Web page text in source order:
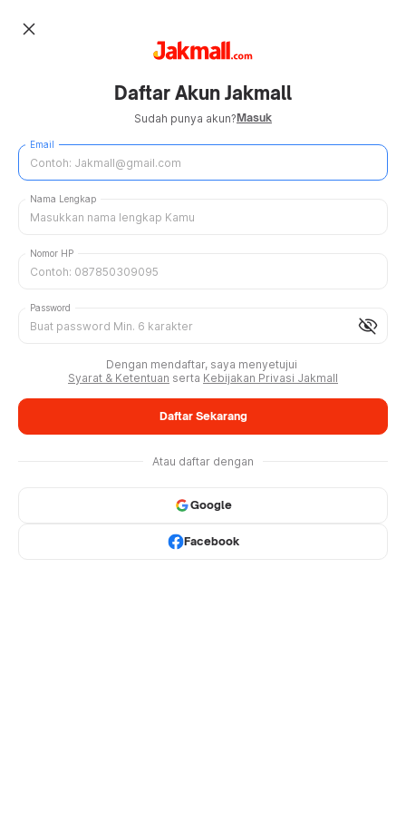
close
Daftar Akun Jakmall
Sudah punya akun?Masuk
Email
Nama Lengkap
Nomor HP
visibility_off
Password
Dengan mendaftar, saya menyetujui
Syarat & Ketentuan serta Kebijakan Privasi Jakmall
Daftar Sekarang
Atau daftar dengan
Google
Facebook